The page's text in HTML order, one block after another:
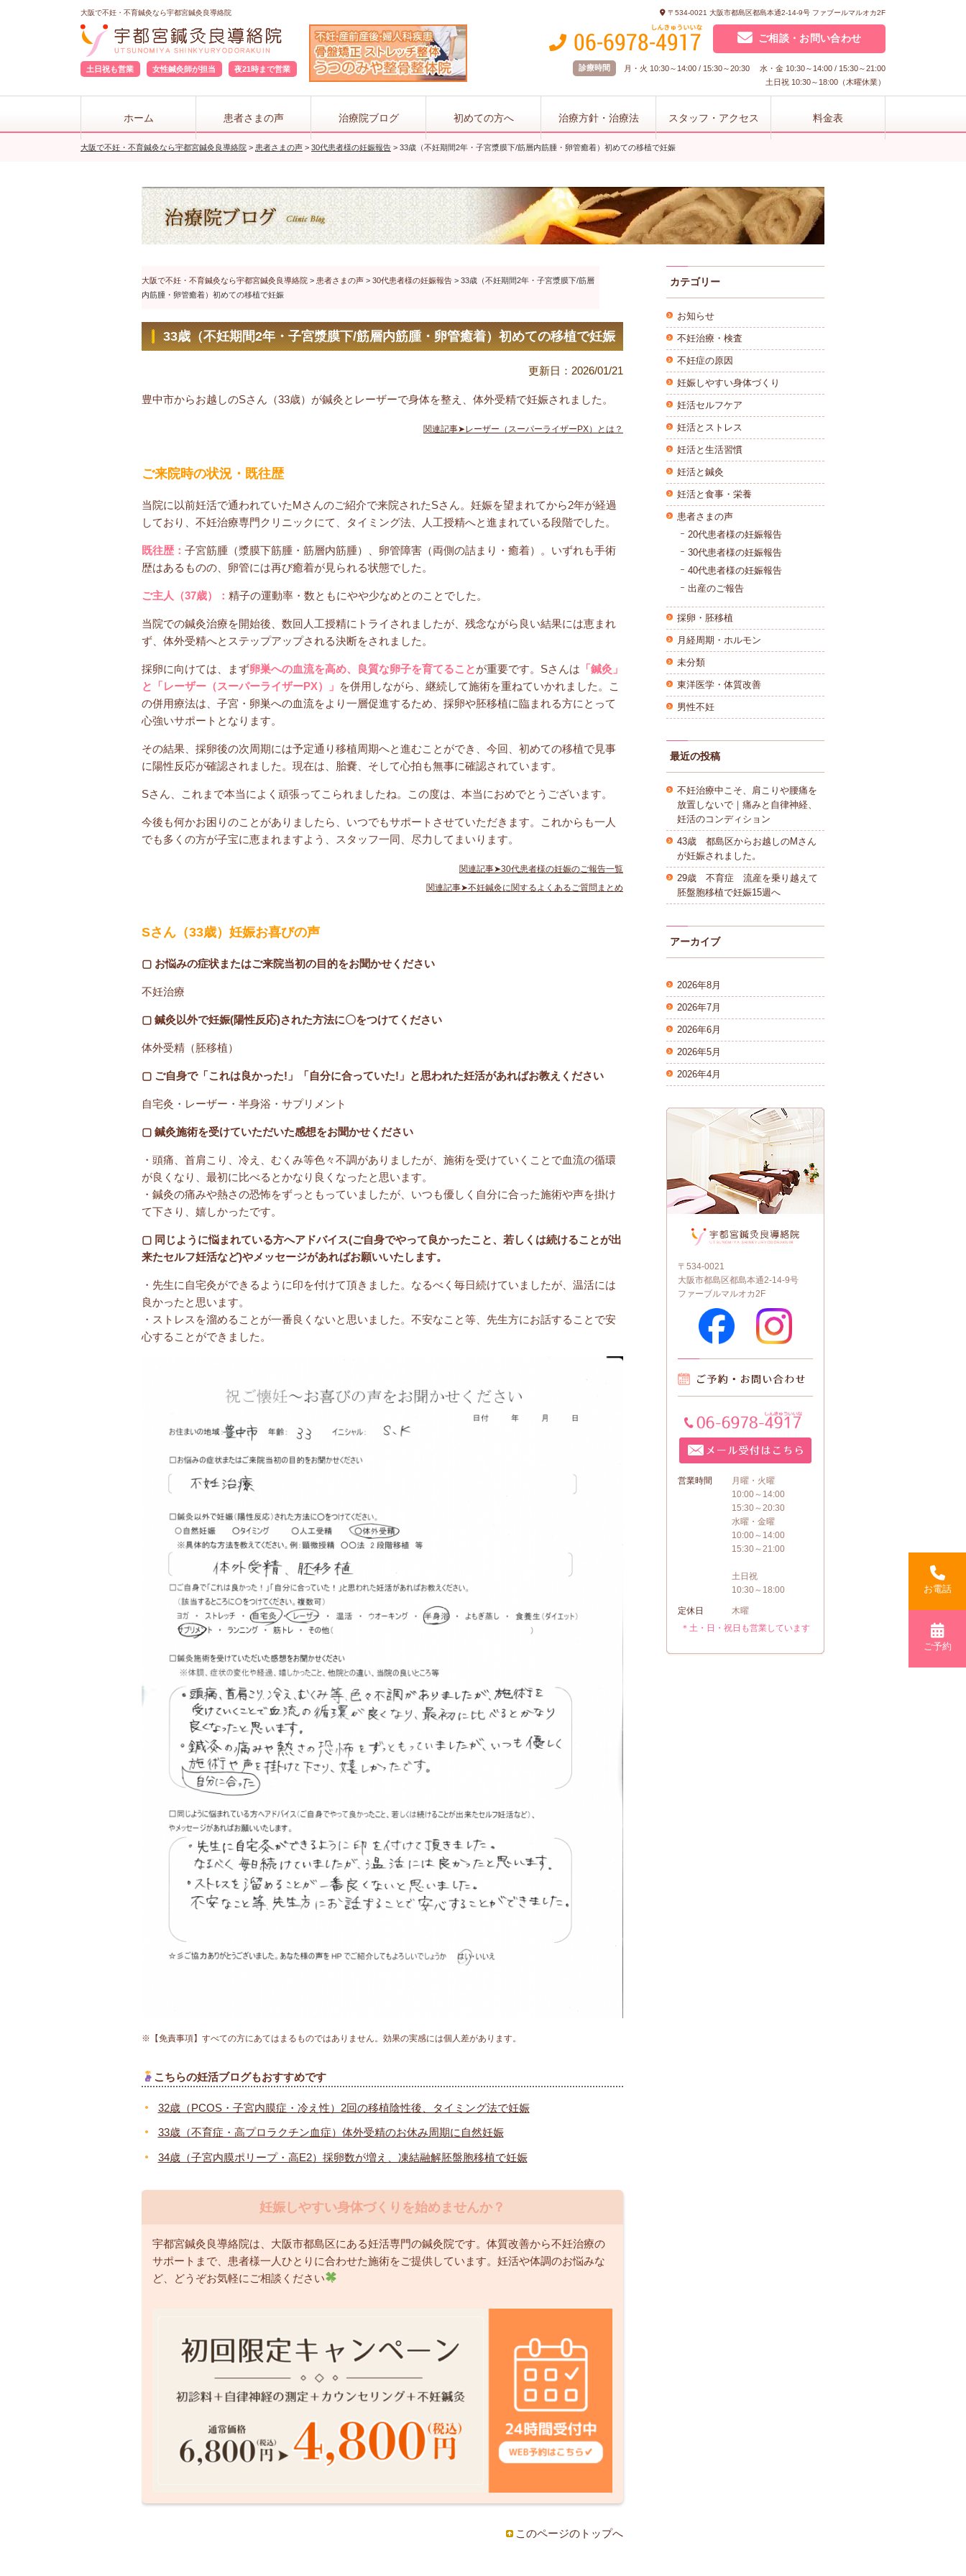
大阪で不妊・不育鍼灸なら宇都宮鍼灸良導絡院
土日祝も営業 女性鍼灸師が担当 夜21時まで営業
〒534-0021 大阪市都島区都島本通2-14-9号 ファブールマルオカ2F
ご相談・お問い合わせ
診療時間
月・火 10:30～14:00 / 15:30～20:30 水・金 10:30～14:00 / 15:30～21:00
土日祝 10:30～18:00（木曜休業）
ホーム 患者さまの声 治療院ブログ 初めての方へ 治療方針・治療法 スタッフ・アクセス 料金表
お電話
ご予約
大阪で不妊・不育鍼灸なら宇都宮鍼灸良導絡院 > 患者さまの声 > 30代患者様の妊娠報告 > 33歳（不妊期間2年・子宮漿膜下/筋層内筋腫・卵管癒着）初めての移植で妊娠
大阪で不妊・不育鍼灸なら宇都宮鍼灸良導絡院 > 患者さまの声 > 30代患者様の妊娠報告 > 33歳（不妊期間2年・子宮漿膜下/筋層
内筋腫・卵管癒着）初めての移植で妊娠
33歳（不妊期間2年・子宮漿膜下/筋層内筋腫・卵管癒着）初めての移植で妊娠
更新日： 2026/01/21
豊中市からお越しのSさん（33歳）が鍼灸とレーザーで身体を整え、体外受精で妊娠されました。
関連記事➤レーザー（スーパーライザーPX）とは？
ご来院時の状況・既往歴
当院に以前妊活で通われていたMさんのご紹介で来院されたSさん。妊娠を望まれてから2年が経過
しており、不妊治療専門クリニックにて、タイミング法、人工授精へと進まれている段階でした。
既往歴： 子宮筋腫（漿膜下筋腫・筋層内筋腫）、卵管障害（両側の詰まり・癒着）。いずれも手術
歴はあるものの、卵管には再び癒着が見られる状態でした。
ご主人（37歳）： 精子の運動率・数ともにやや少なめとのことでした。
当院での鍼灸治療を開始後、数回人工授精にトライされましたが、残念ながら良い結果には恵まれ
ず、体外受精へとステップアップされる決断をされました。
採卵に向けては、まず卵巣への血流を高め、良質な卵子を育てることが重要です。Sさんは 「鍼灸」
と「レーザー（スーパーライザーPX）」 を併用しながら、継続して施術を重ねていかれました。こ
の併用療法は、子宮・卵巣への血流をより一層促進するため、採卵や胚移植に臨まれる方にとって
心強いサポートとなります。
その結果、採卵後の次周期には予定通り移植周期へと進むことができ、今回、初めての移植で見事
に陽性反応が確認されました。現在は、胎嚢、そして心拍も無事に確認されています。
Sさん、これまで本当によく頑張ってこられましたね。この度は、本当におめでとうございます。
今後も何かお困りのことがありましたら、いつでもサポートさせていただきます。これからも一人
でも多くの方が子宝に恵まれますよう、スタッフ一同、尽力してまいります。
関連記事➤30代患者様の妊娠のご報告一覧
関連記事➤不妊鍼灸に関するよくあるご質問まとめ
Sさん（33歳）妊娠お喜びの声
▢ お悩みの症状またはご来院当初の目的をお聞かせください
不妊治療
▢ 鍼灸以外で妊娠(陽性反応)された方法に〇をつけてください
体外受精（胚移植）
▢ ご自身で「これは良かった!」「自分に合っていた!」と思われた妊活があればお教えください
自宅灸・レーザー・半身浴・サプリメント
▢ 鍼灸施術を受けていただいた感想をお聞かせください
・頭痛、首肩こり、冷え、むくみ等色々不調がありましたが、施術を受けていくことで血流の循環
が良くなり、最初に比べるとかなり良くなったと思います。
・鍼灸の痛みや熱さの恐怖をずっともっていましたが、いつも優しく自分に合った施術や声を掛け
て下さり、嬉しかったです。
▢ 同じように悩まれている方へアドバイス(ご自身でやって良かったこと、若しくは続けることが出
来たセルフ妊活など)やメッセージがあればお願いいたします。
・先生に自宅灸ができるように印を付けて頂きました。なるべく毎日続けていましたが、温活には
良かったと思います。
・ストレスを溜めることが一番良くないと思いました。不安なこと等、先生方にお話することで安
心することができました。
※【免責事項】すべての方にあてはまるものではありません。効果の実感には個人差があります。
こちらの妊活ブログもおすすめです
32歳（PCOS・子宮内膜症・冷え性）2回の移植陰性後、タイミング法で妊娠
33歳（不育症・高プロラクチン血症）体外受精のお休み周期に自然妊娠
34歳（子宮内膜ポリープ・高E2）採卵数が増え、凍結融解胚盤胞移植で妊娠
妊娠しやすい身体づくりを始めませんか？
宇都宮鍼灸良導絡院は、大阪市都島区にある妊活専門の鍼灸院です。体質改善から不妊治療の
サポートまで、患者様一人ひとりに合わせた施術をご提供しています。妊活や体調のお悩みな
ど、どうぞお気軽にご相談ください
このページのトップへ
カテゴリー
お知らせ
不妊治療・検査
不妊症の原因
妊娠しやすい身体づくり
妊活セルフケア
妊活とストレス
妊活と生活習慣
妊活と鍼灸
妊活と食事・栄養
患者さまの声
20代患者様の妊娠報告
30代患者様の妊娠報告
40代患者様の妊娠報告
出産のご報告
採卵・胚移植
月経周期・ホルモン
未分類
東洋医学・体質改善
男性不妊
最近の投稿
不妊治療中こそ、肩こりや腰痛を
放置しないで｜痛みと自律神経、
妊活のコンディション
43歳 都島区からお越しのMさん
が妊娠されました。
29歳 不育症 流産を乗り越えて
胚盤胞移植で妊娠15週へ
アーカイブ
2026年8月
2026年7月
2026年6月
2026年5月
2026年4月
〒534-0021
大阪市都島区都島本通2-14-9号
ファーブルマルオカ2F
営業時間
月曜・火曜
10:00～14:00
15:30～20:30
水曜・金曜
10:00～14:00
15:30～21:00
土日祝
10:30～18:00
定休日
木曜
＊土・日・祝日も営業しています